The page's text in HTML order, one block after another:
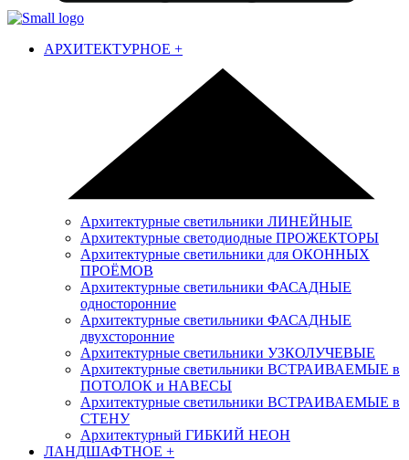
АРХИТЕКТУРНОЕ +
Архитектурные светильники ЛИНЕЙНЫЕ
Архитектурные светодиодные ПРОЖЕКТОРЫ
Архитектурные светильники для ОКОННЫХ
ПРОЁМОВ
Архитектурные светильники ФАСАДНЫЕ
односторонние
Архитектурные светильники ФАСАДНЫЕ
двухсторонние
Архитектурные светильники УЗКОЛУЧЕВЫЕ
Архитектурные светильники ВСТРАИВАЕМЫЕ в
ПОТОЛОК и НАВЕСЫ
Архитектурные светильники ВСТРАИВАЕМЫЕ в
СТЕНУ
Архитектурный ГИБКИЙ НЕОН
ЛАНДШАФТНОЕ +